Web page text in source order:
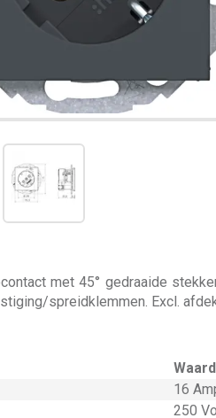
met 45° gedraaide
spreidklemmen. Excl.
16
250